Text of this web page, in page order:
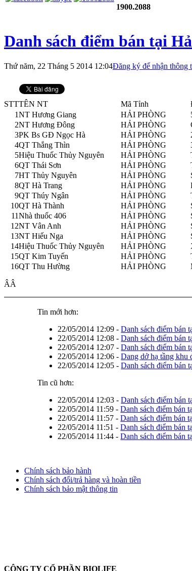
1900.2088
Danh sách điểm bán tại
Thứ năm, 22 Tháng 5 2014 12:04Đăng ký để nhận thông
STTTÊN NT Mã Tỉnh
1NT Hương Giang HẢI PHÒNG
2NT Hương Đông HẢI PHÒNG
3PK Bs GĐ Ngọc Hà HẢI PHÒNG
4QT Thắng Thìn HẢI PHÒNG
5Hiệu Thuốc Thủy Nguyên HẢI PHÒNG
6QT Thái Sơn HẢI PHÒNG
7HT Thủy Nguyên HẢI PHÒNG
8QT Hà Trang HẢI PHÒNG
9QT Thúy Ngân HẢI PHÒNG
10QT Hà Thành HẢI PHÒNG
11Nhà thuốc 406 HẢI PHÒNG
12NT Vân Anh HẢI PHÒNG
13NT Hiếu Nga HẢI PHÒNG
14Hiệu Thuốc Thủy Nguyên HẢI PHÒNG
15QT Kim Tuyến HẢI PHÒNG
16QT Thu Hường HẢI PHÒNG
ÂÂ
Tin mới hơn:
22/05/2014 12:09 -Danh sách điểm bán
22/05/2014 12:08 -Danh sách điểm bán
22/05/2014 12:07 -Danh sách điểm bán
22/05/2014 12:06 -Dang dở hạ tầng
22/05/2014 12:05 -Danh sách điểm bán
Tin cũ hơn:
22/05/2014 12:03 -Danh sách điểm bán
22/05/2014 11:59 -Danh sách điểm bán
22/05/2014 11:57 -Danh sách điểm bán
22/05/2014 11:51 -Danh sách điểm bán
22/05/2014 11:44 -Danh sách điểm bán
Chính sách bảo hành
Chính sách đổi/trả hàng và hoàn tiền
Chính sách bảo mật thông tin
CÔNG TY CỔ PHẦN BIOLIFE